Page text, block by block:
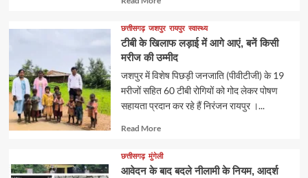
about
छत्तीसगढ़ जशपुर रायपुर स्वास्थ्य
टीबी के खिलाफ लड़ाई में आगे आएं, बनें किसी
मरीज की उम्मीद
जशपुर में विशेष पिछड़ी जनजाति (पीवीटीजी) के 19
मरीजों सहित 60 टीबी रोगियों को गोद लेकर पोषण
सहायता प्रदान कर रहे हैं निरंजन रायपुर ।...
Read MoreRead
about
छत्तीसगढ़ मुंगेली
आवेदन के बाद बदले नीलामी के नियम, आदर्श